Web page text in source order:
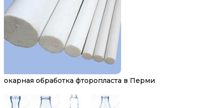
Токарная обработка фторопласта в Перми